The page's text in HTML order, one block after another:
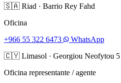
🇸🇦 Riad · Barrio Rey Fahd
Oficina
+966 55 322 6473
WhatsApp
🇨🇾 Limasol · Georgiou Neofytou 5
Oficina representante / agente